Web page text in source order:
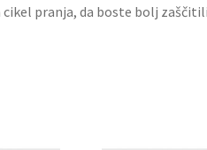
pranja, da boste bolj